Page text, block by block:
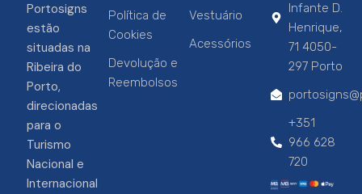
Portosigns
estão
situadas na
Ribeira do
Porto,
direcionadas
para o
Turismo
Nacional e
Internacional
Política de
Cookies
Devolução e
Reembolsos
Vestuário
Acessórios
Infante D.
Henrique,
71 4050-
297 Porto
+351
966 628
720